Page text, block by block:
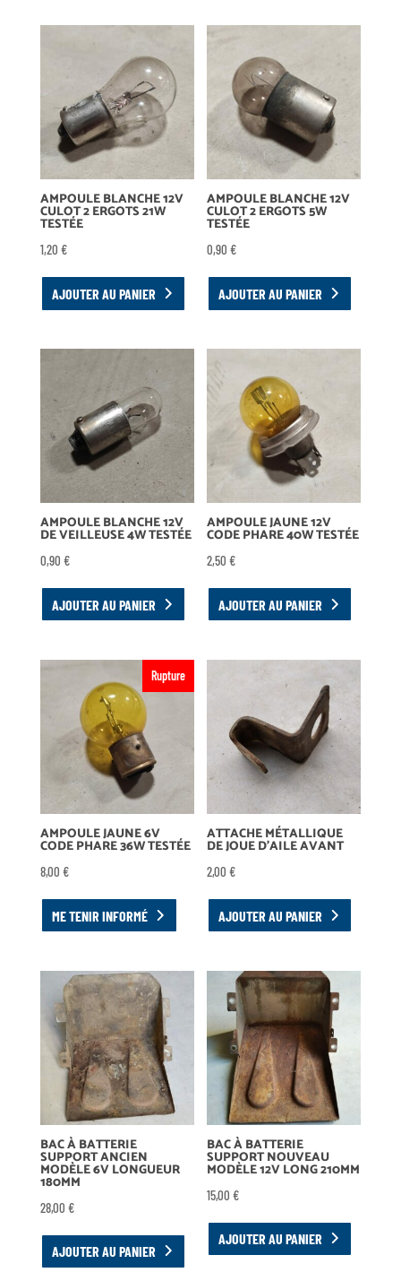
AMPOULE BLANCHE 12V
CULOT 2 ERGOTS 21W
TESTÉE
1,20 €
AJOUTER AU PANIER
AMPOULE BLANCHE 12V
CULOT 2 ERGOTS 5W
TESTÉE
0,90€
AJOUTER AU PANIER
AMPOULE BLANCHE 12V
DE VEILLEUSE 4W TESTÉE
0,90 €
AJOUTER AU PANIER
AMPOULE JAUNE 12V
CODE PHARE 40W TESTÉE
2,50€
AJOUTER AU PANIER
Rupture
AMPOULE JAUNE 6V
CODE PHARE 36W TESTÉE
8,00 €
ME TENIR INFORMÉ
ATTACHE MÉTALLIQUE
DE JOUE D’AILE AVANT
2,00€
AJOUTER AU PANIER
BAC À BATTERIE
SUPPORT ANCIEN
MODÈLE 6V LONGUEUR
180MM
28,00 €
AJOUTER AU PANIER
BAC À BATTERIE
SUPPORT NOUVEAU
MODÈLE 12V LONG 210MM
15,00€
AJOUTER AU PANIER